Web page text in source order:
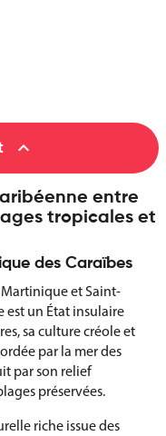

entre
tropicales et
des Caraïbes
et Saint-
est un État insulaire
sa culture créole et
par la mer des
par son relief
préservées.
riche issue des